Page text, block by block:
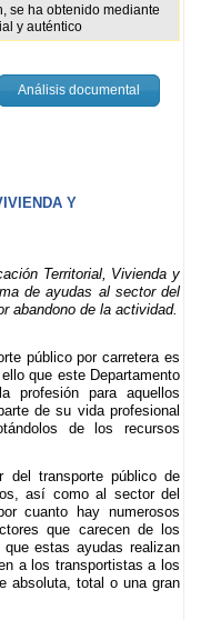
se ha obtenido mediante
y auténtico
Análisis documental
Y
Territorial, Vivienda y
de ayudas al sector del
abandono de la actividad.
público por carretera es
que este Departamento
profesión para aquellos
de su vida profesional
de los recursos
del transporte público de
así como al sector del
cuanto hay numerosos
que carecen de los
estas ayudas realizan
a los transportistas a los
absoluta, total o una gran